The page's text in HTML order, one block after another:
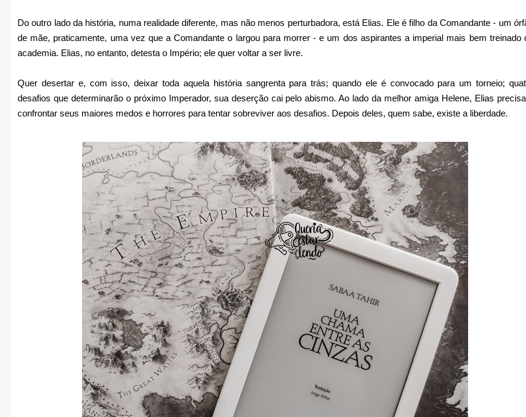
Do outro lado da história, numa realidade diferente, mas não menos perturbadora, está Elias. Ele é filho da Comandante - um
de mãe, praticamente, uma vez que a Comandante o largou para morrer - e um dos aspirantes a imperial mais bem treinado
academia. Elias, no entanto, detesta o Império; ele quer voltar a ser livre.
Quer desertar e, com isso, deixar toda aquela história sangrenta para trás; quando ele é convocado para um torneio;
desafios que determinarão o próximo Imperador, sua deserção cai pelo abismo. Ao lado da melhor amiga Helene, Elias
confrontar seus maiores medos e horrores para tentar sobreviver aos desafios. Depois deles, quem sabe, existe a liberdade.